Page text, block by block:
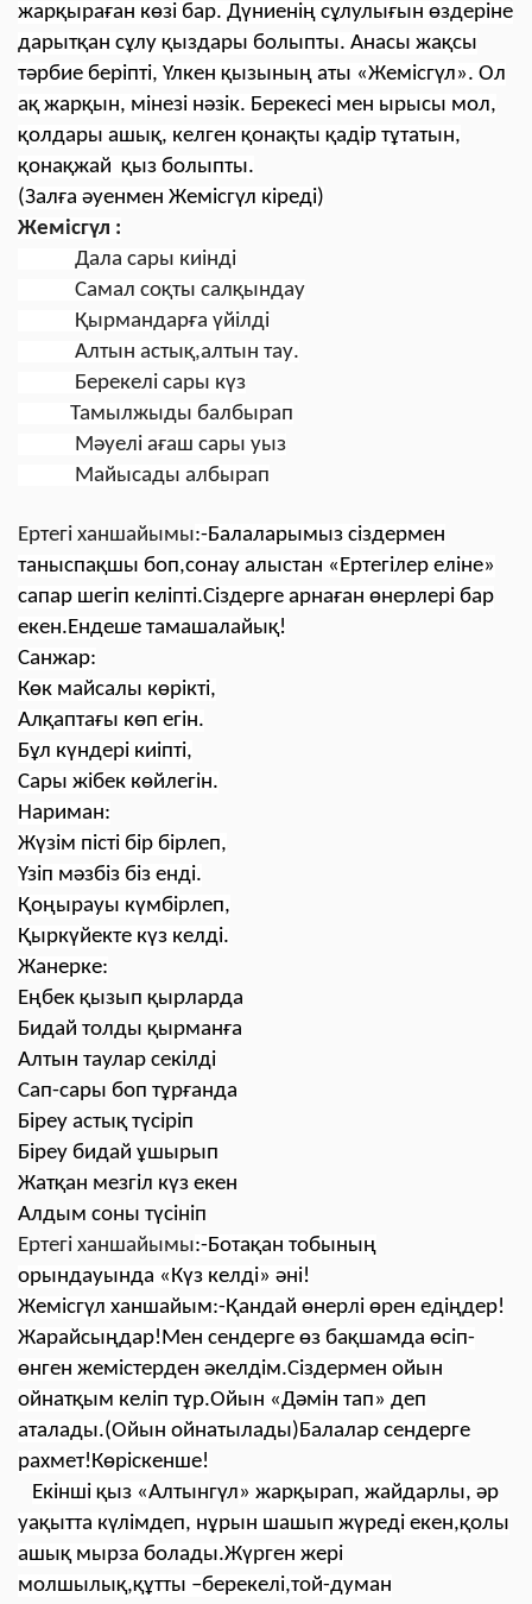
жарқыраған көзі бар. Дүниенің сұлулығын өздеріне
дарытқан сұлу қыздары болыпты. Анасы жақсы
тәрбие беріпті, Үлкен қызының аты «Жемісгүл». Ол
ақ жарқын, мінезі нәзік. Берекесі мен ырысы мол,
қолдары ашық, келген қонақты қадір тұтатын,
қонақжай қыз болыпты.
(Залға әуенмен Жемісгүл кіреді)
Жемісгүл :
Дала сары киінді
Самал соқты салқындау
Қырмандарға үйілді
Алтын астық,алтын тау.
Берекелі сары күз
Тамылжыды балбырап
Мәуелі ағаш сары уыз
Майысады албырап
Ертегі ханшайымы:-Балаларымыз сіздермен
таныспақшы боп,сонау алыстан «Ертегілер еліне»
сапар шегіп келіпті.Сіздерге арнаған өнерлері бар
екен.Ендеше тамашалайық!
Санжар:
Көк майсалы көрікті,
Алқаптағы көп егін.
Бұл күндері киіпті,
Сары жібек көйлегін.
Нариман:
Жүзім пісті бір бірлеп,
Үзіп мәзбіз біз енді.
Қоңырауы күмбірлеп,
Қыркүйекте күз келді.
Жанерке:
Еңбек қызып қырларда
Бидай толды қырманға
Алтын таулар секілді
Сап-сары боп тұрғанда
Біреу астық түсіріп
Біреу бидай ұшырып
Жатқан мезгіл күз екен
Алдым соны түсініп
Ертегі ханшайымы:-Ботақан тобының
орындауында «Күз келді» әні!
Жемісгүл ханшайым:-Қандай өнерлі өрен едіңдер!
Жарайсыңдар!Мен сендерге өз бақшамда өсіп-
өнген жемістерден әкелдім.Сіздермен ойын
ойнатқым келіп тұр.Ойын «Дәмін тап» деп
аталады.(Ойын ойнатылады)Балалар сендерге
рахмет!Көріскенше!
Екінші қыз «Алтынгүл» жарқырап, жайдарлы, әр
уақытта күлімдеп, нұрын шашып жүреді екен,қолы
ашық мырза болады.Жүрген жері
молшылық,құтты –берекелі,той-думан